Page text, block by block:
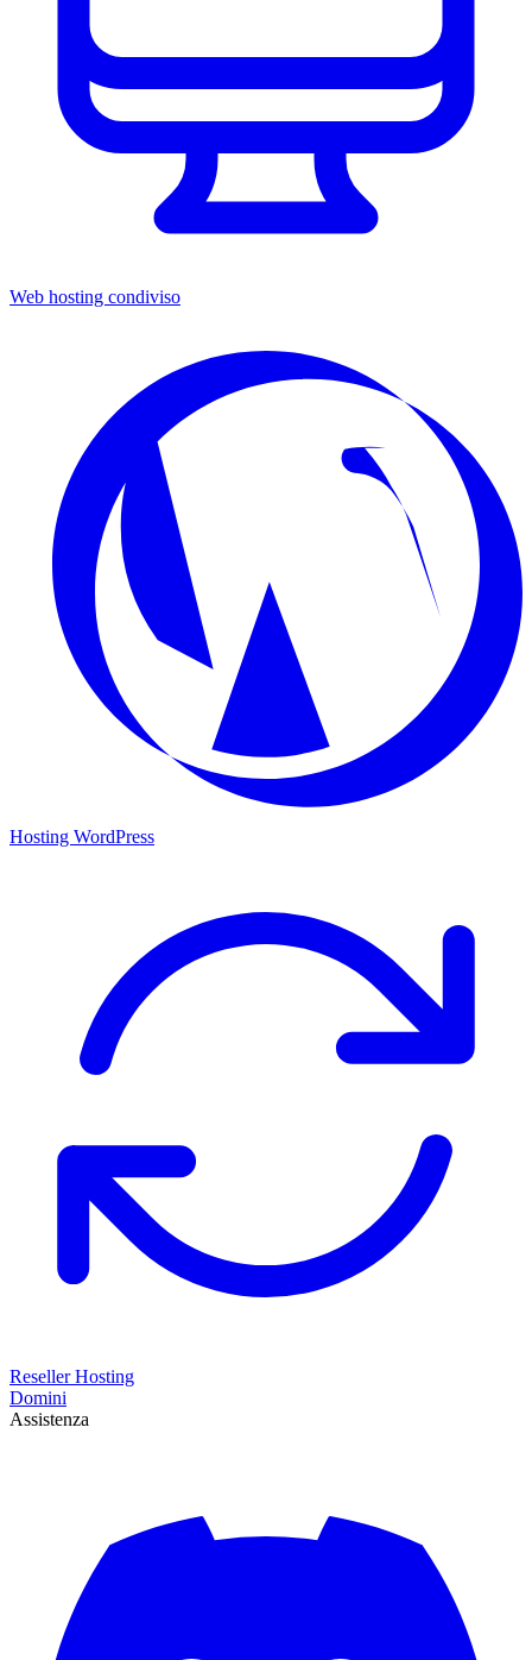
Web hosting condiviso
Hosting WordPress
Reseller Hosting
Domini
Assistenza